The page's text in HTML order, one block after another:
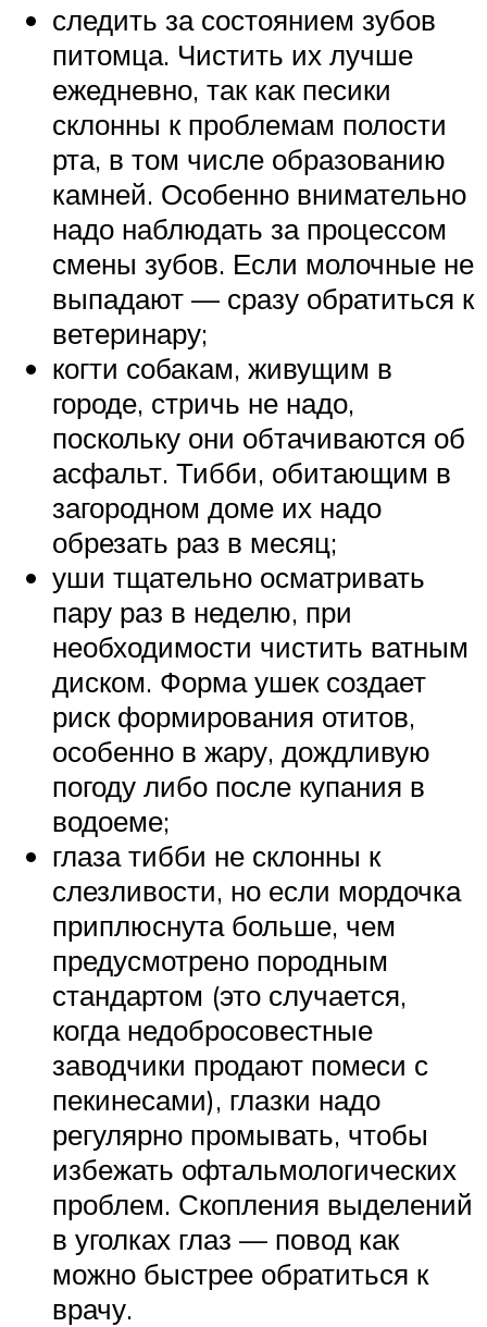
следить за состоянием зубов
питомца. Чистить их лучше
ежедневно, так как песики
склонны к проблемам полости
рта, в том числе образованию
камней. Особенно внимательно
надо наблюдать за процессом
смены зубов. Если молочные не
выпадают — сразу обратиться к
ветеринару;
когти собакам, живущим в
городе, стричь не надо,
поскольку они обтачиваются об
асфальт. Тибби, обитающим в
загородном доме их надо
обрезать раз в месяц;
уши тщательно осматривать
пару раз в неделю, при
необходимости чистить ватным
диском. Форма ушек создает
риск формирования отитов,
особенно в жару, дождливую
погоду либо после купания в
водоеме;
глаза тибби не склонны к
слезливости, но если мордочка
приплюснута больше, чем
предусмотрено породным
стандартом (это случается,
когда недобросовестные
заводчики продают помеси с
пекинесами), глазки надо
регулярно промывать, чтобы
избежать офтальмологических
проблем. Скопления выделений
в уголках глаз — повод как
можно быстрее обратиться к
врачу.